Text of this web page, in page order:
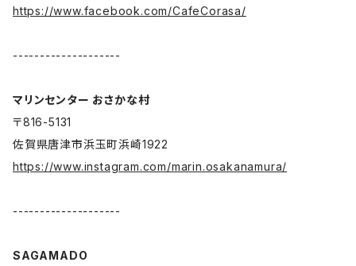
https://www.facebook.com/CafeCorasa/
--------------------
マリンセンター おさかな村
〒816-5131
佐賀県唐津市浜玉町浜崎1922
https://www.instagram.com/marin.osakanamura/
--------------------
SAGAMADO